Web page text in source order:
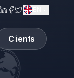
Clients